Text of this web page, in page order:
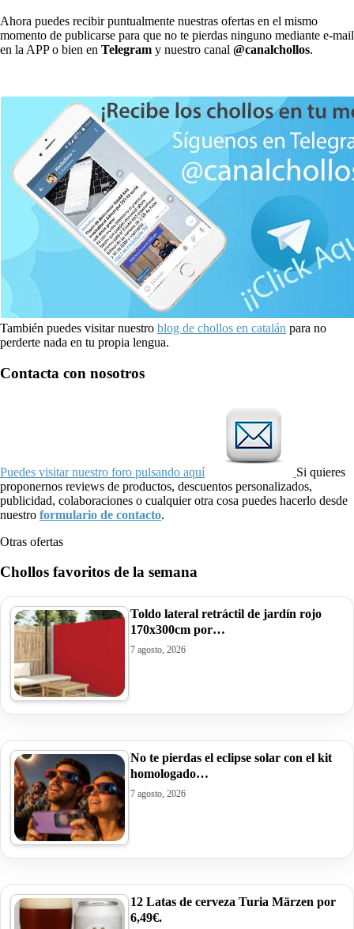
Ahora puedes recibir puntualmente nuestras ofertas en el mismo
momento de publicarse para que no te pierdas ninguno mediante e-mail
en la APP o bien en Telegram y nuestro canal @canalchollos.
También puedes visitar nuestro blog de chollos en catalán para no
perderte nada en tu propia lengua.
Contacta con nosotros
Puedes visitar nuestro foro pulsando aquí
Si quieres
proponernos reviews de productos, descuentos personalizados,
publicidad, colaboraciones o cualquier otra cosa puedes hacerlo desde
nuestro formulario de contacto.
Otras ofertas
Chollos favoritos de la semana
Toldo lateral retráctil de jardín rojo
170x300cm por…
7 agosto, 2026
No te pierdas el eclipse solar con el kit
homologado…
7 agosto, 2026
12 Latas de cerveza Turia Märzen por
6,49€.